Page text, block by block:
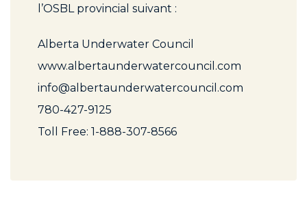
l’OSBL provincial suivant :
Alberta Underwater Council
www.albertaunderwatercouncil.com
info@albertaunderwatercouncil.com
780-427-9125
Toll Free: 1-888-307-8566